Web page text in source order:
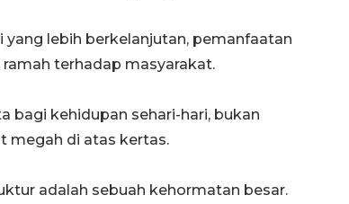
lebih berkelanjutan, pemanfaatan
terhadap masyarakat.
bagi kehidupan sehari-hari, bukan
megah di atas kertas.
adalah sebuah kehormatan besar.
jaringan gas 2026